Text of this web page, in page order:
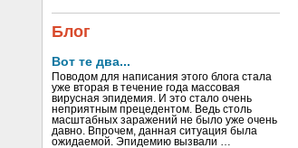
Блог
Вот те два...
Поводом для написания этого блога стала
уже вторая в течение года массовая
вирусная эпидемия. И это стало очень
неприятным прецедентом. Ведь столь
масштабных заражений не было уже очень
давно. Впрочем, данная ситуация была
ожидаемой. Эпидемию вызвали …